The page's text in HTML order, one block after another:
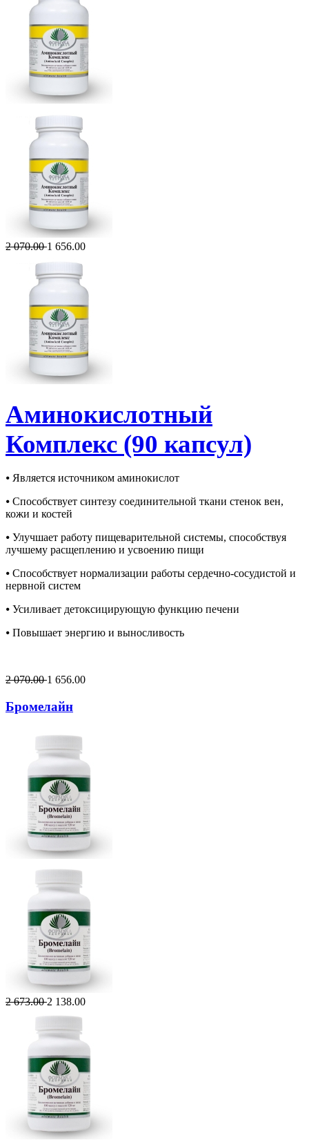
2 070.001 656.00
Аминокислотный
Комплекс (90 капсул)
⦁ Является источником аминокислот
⦁ Способствует синтезу соединительной ткани стенок вен,
кожи и костей
⦁ Улучшает работу пищеварительной системы, способствуя
лучшему расщеплению и усвоению пищи
⦁ Способствует нормализации работы сердечно-сосудистой и
нервной систем
⦁ Усиливает детоксицирующую функцию печени
⦁ Повышает энергию и выносливость
2 070.001 656.00
Бромелайн
2 673.002 138.00